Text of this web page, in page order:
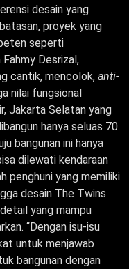
desain yang
proyek yang
seperti
Fahmy Desrizal,
cantik, mencolok, anti-
nilai fungsional
Jakarta Selatan yang
hanya seluas 70
bangunan ini hanya
dilewati kendaraan
penghuni yang memiliki
desain The Twins
yang mampu
“Dengan isu-isu
untuk menjawab
bangunan dengan